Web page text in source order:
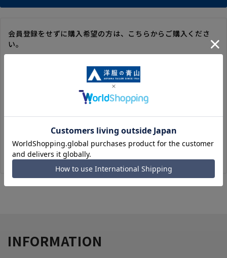
会員登録をせずに購入希望の方は、こちらからご購入くださ
い。
毎回のご注文時に入力いただく必要があります。
※洋服の青山オンラインストアのポイントは付与されません。
また、ゲスト購入後の会員情報統合・ポイントの付与は、対応
※購入履歴の確認、領収書の発行、キャンセル手続きはご利用
いただけません。
INFORMATION